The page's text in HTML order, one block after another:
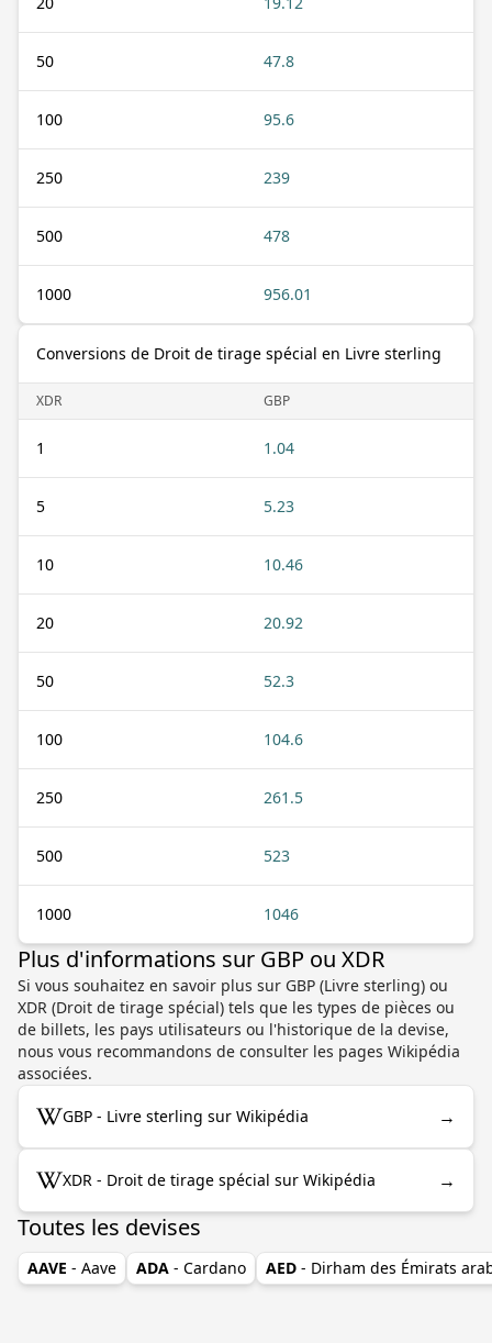
50 47.8
100 95.6
250 239
500 478
1000 956.01
Conversions de Droit de tirage spécial en Livre sterling
XDR GBP
1 1.04
5 5.23
10 10.46
20 20.92
50 52.3
100 104.6
250 261.5
500 523
1000 1046
Plus d'informations sur GBP ou XDR
Si vous souhaitez en savoir plus sur GBP (Livre sterling) ou
XDR (Droit de tirage spécial) tels que les types de pièces ou
de billets, les pays utilisateurs ou l'historique de la devise,
nous vous recommandons de consulter les pages Wikipédia
associées.
GBP - Livre sterling sur Wikipédia →
XDR - Droit de tirage spécial sur Wikipédia →
Toutes les devises
AAVE - Aave ADA - Cardano AED - Dirham des Émirats